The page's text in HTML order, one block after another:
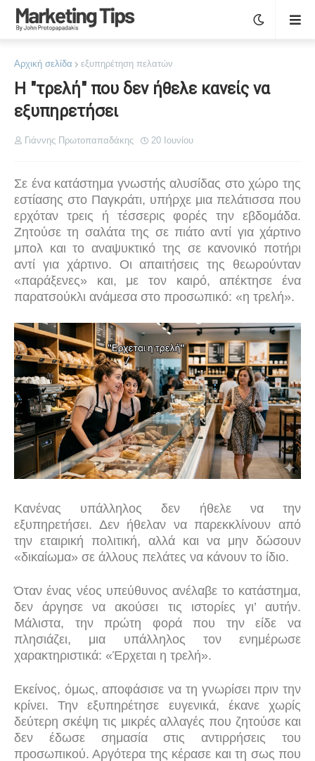
Αρχική σελίδα εξυπηρέτηση πελατών
H "τρελή" που δεν ήθελε κανείς να
εξυπηρετήσει
Γιάννης Πρωτοπαπαδάκης 20 Ιουνίου
Σε ένα κατάστημα γνωστής αλυσίδας στο χώρο της
εστίασης στο Παγκράτι, υπήρχε μια πελάτισσα που
ερχόταν τρεις ή τέσσερις φορές την εβδομάδα.
Ζητούσε τη σαλάτα της σε πιάτο αντί για χάρτινο
μπολ και το αναψυκτικό της σε κανονικό ποτήρι
αντί για χάρτινο. Οι απαιτήσεις της θεωρούνταν
«παράξενες» και, με τον καιρό, απέκτησε ένα
παρατσούκλι ανάμεσα στο προσωπικό: «η τρελή».
Κανένας υπάλληλος δεν ήθελε να την
εξυπηρετήσει. Δεν ήθελαν να παρεκκλίνουν από
την εταιρική πολιτική, αλλά και να μην δώσουν
«δικαίωμα» σε άλλους πελάτες να κάνουν το ίδιο.
Όταν ένας νέος υπεύθυνος ανέλαβε το κατάστημα,
δεν άργησε να ακούσει τις ιστορίες γι’ αυτήν.
Μάλιστα, την πρώτη φορά που την είδε να
πλησιάζει, μια υπάλληλος τον ενημέρωσε
χαρακτηριστικά: «Έρχεται η τρελή».
Εκείνος, όμως, αποφάσισε να τη γνωρίσει πριν την
κρίνει. Την εξυπηρέτησε ευγενικά, έκανε χωρίς
δεύτερη σκέψη τις μικρές αλλαγές που ζητούσε και
δεν έδωσε σημασία στις αντιρρήσεις του
προσωπικού. Αργότερα της κέρασε και τη σως που